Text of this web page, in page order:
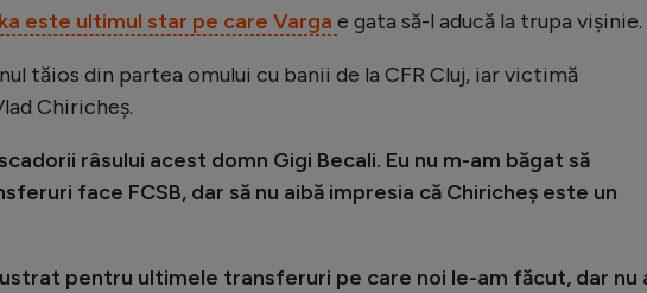
este ultimul star pe care Varga e gata să-l aducă la trupa vișinie.
tăios din partea omului cu banii de la CFR Cluj, iar victimă
Chiricheș.
râsului acest domn Gigi Becali. Eu nu m-am băgat să
face FCSB, dar să nu aibă impresia că Chiricheș este un
pentru ultimele transferuri pe care noi le-am făcut, dar nu